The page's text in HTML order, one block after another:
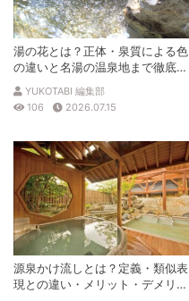
湯の花とは？正体・泉質による色
の違いと名湯の温泉地まで徹底解
説
YUKOTABI 編集部
106
2026.07.15
源泉かけ流しとは？定義・類似表
現との違い・メリット・デメリッ